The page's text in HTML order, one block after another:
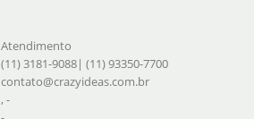
Atendimento
(11) 3181-9088| (11) 93350-7700
contato@crazyideas.com.br
, -